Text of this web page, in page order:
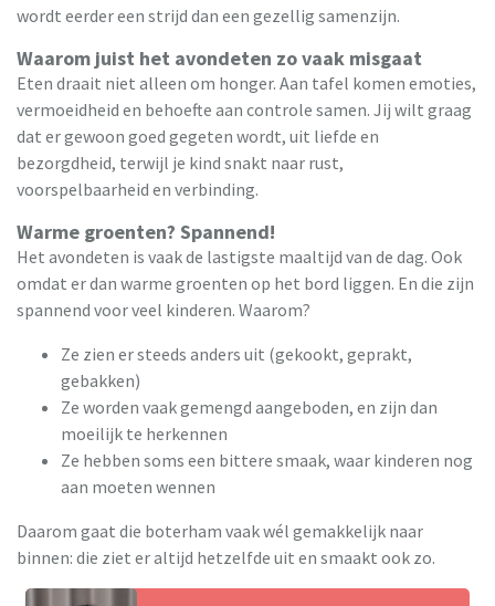
wordt eerder een strijd dan een gezellig samenzijn.
Waarom juist het avondeten zo vaak misgaat
Eten draait niet alleen om honger. Aan tafel komen emoties,
vermoeidheid en behoefte aan controle samen. Jij wilt graag
dat er gewoon goed gegeten wordt, uit liefde en
bezorgdheid, terwijl je kind snakt naar rust,
voorspelbaarheid en verbinding.
Warme groenten? Spannend!
Het avondeten is vaak de lastigste maaltijd van de dag. Ook
omdat er dan warme groenten op het bord liggen. En die zijn
spannend voor veel kinderen. Waarom?
Ze zien er steeds anders uit (gekookt, geprakt,
gebakken)
Ze worden vaak gemengd aangeboden, en zijn dan
moeilijk te herkennen
Ze hebben soms een bittere smaak, waar kinderen nog
aan moeten wennen
Daarom gaat die boterham vaak wél gemakkelijk naar
binnen: die ziet er altijd hetzelfde uit en smaakt ook zo.